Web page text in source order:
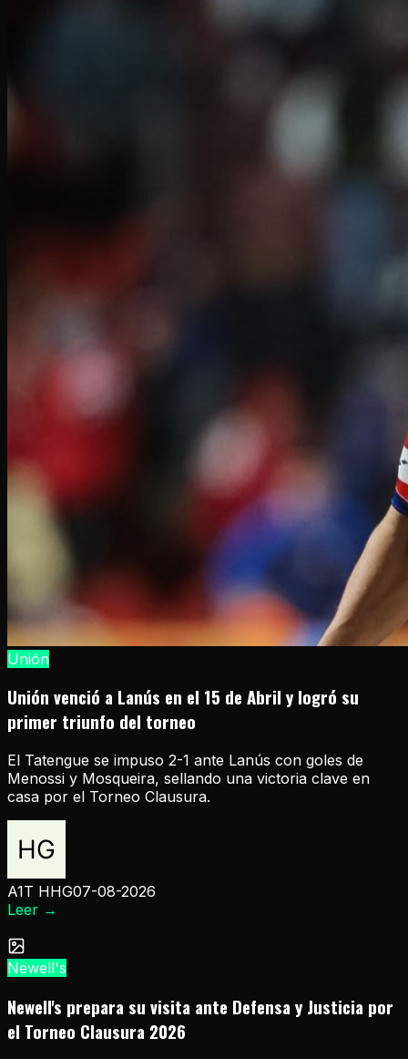
Unión
Unión venció a Lanús en el 15 de Abril y logró su
primer triunfo del torneo
El Tatengue se impuso 2-1 ante Lanús con goles de
Menossi y Mosqueira, sellando una victoria clave en
casa por el Torneo Clausura.
A1T HHG07-08-2026
Leer →
Newell's
Newell's prepara su visita ante Defensa y Justicia por
el Torneo Clausura 2026